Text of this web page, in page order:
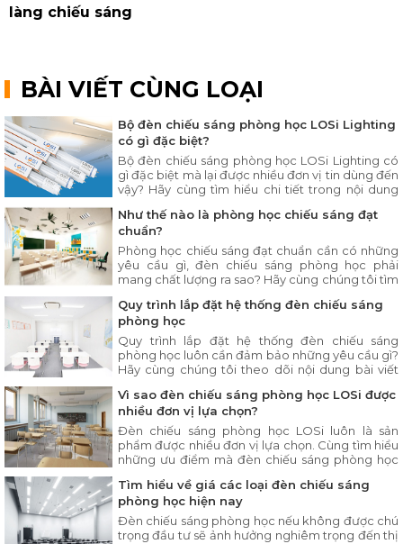
làng chiếu sáng
BÀI VIẾT CÙNG LOẠI
Bộ đèn chiếu sáng phòng học LOSi Lighting
có gì đặc biệt?
Bộ đèn chiếu sáng phòng học LOSi Lighting có
gì đặc biệt mà lại được nhiều đơn vị tin dùng đến
vậy? Hãy cùng tìm hiểu chi tiết trong nội dung
Như thế nào là phòng học chiếu sáng đạt
chuẩn?
Phòng học chiếu sáng đạt chuẩn cần có những
yêu cầu gì, đèn chiếu sáng phòng học phải
mang chất lượng ra sao? Hãy cùng chúng tôi tìm
Quy trình lắp đặt hệ thống đèn chiếu sáng
phòng học
Quy trình lắp đặt hệ thống đèn chiếu sáng
phòng học luôn cần đảm bảo những yêu cầu gì?
Hãy cùng chúng tôi theo dõi nội dung bài viết
Vì sao đèn chiếu sáng phòng học LOSi được
nhiều đơn vị lựa chọn?
Đèn chiếu sáng phòng học LOSi luôn là sản
phẩm được nhiều đơn vị lựa chọn. Cùng tìm hiểu
những ưu điểm mà đèn chiếu sáng phòng học
Tìm hiểu về giá các loại đèn chiếu sáng
phòng học hiện nay
Đèn chiếu sáng phòng học nếu không được chú
trọng đầu tư sẽ ảnh hưởng nghiêm trọng đến thị